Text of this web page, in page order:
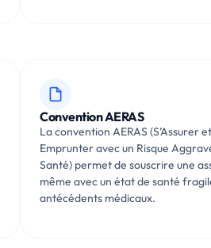
Convention AERAS
La convention AERAS (S’Assurer et
Emprunter avec un Risque
Santé) permet de souscrire une
même avec un état de santé
antécédents médicaux.